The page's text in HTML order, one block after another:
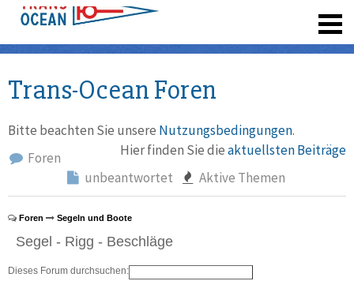
Trans-Ocean Foren
Bitte beachten Sie unsere Nutzungsbedingungen.
Hier finden Sie dieaktuellsten Beiträge
Foren
unbeantwortet
Aktive Themen
Foren Segeln und Boote
Segel - Rigg - Beschläge
Dieses Forum durchsuchen: